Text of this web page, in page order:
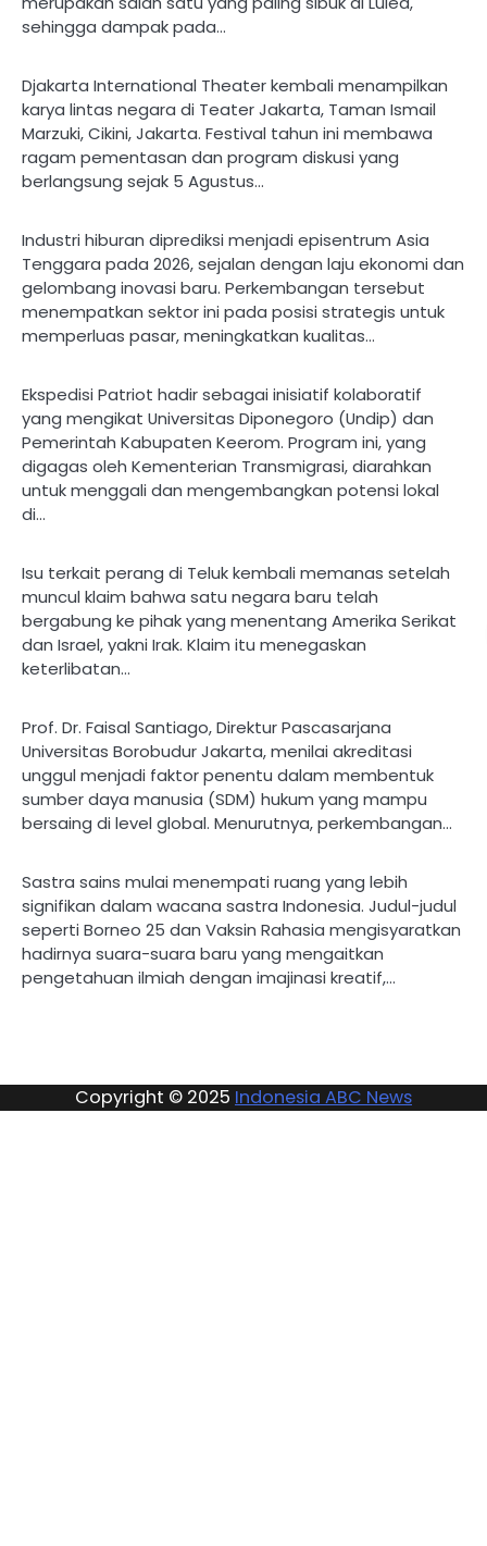
sehingga dampak pada…
Djakarta International Theater kembali menampilkan
karya lintas negara di Teater Jakarta, Taman Ismail
Marzuki, Cikini, Jakarta. Festival tahun ini membawa
ragam pementasan dan program diskusi yang
berlangsung sejak 5 Agustus…
Industri hiburan diprediksi menjadi episentrum Asia
Tenggara pada 2026, sejalan dengan laju ekonomi dan
gelombang inovasi baru. Perkembangan tersebut
menempatkan sektor ini pada posisi strategis untuk
memperluas pasar, meningkatkan kualitas…
Ekspedisi Patriot hadir sebagai inisiatif kolaboratif
yang mengikat Universitas Diponegoro (Undip) dan
Pemerintah Kabupaten Keerom. Program ini, yang
digagas oleh Kementerian Transmigrasi, diarahkan
untuk menggali dan mengembangkan potensi lokal
di…
Isu terkait perang di Teluk kembali memanas setelah
muncul klaim bahwa satu negara baru telah
bergabung ke pihak yang menentang Amerika Serikat
dan Israel, yakni Irak. Klaim itu menegaskan
keterlibatan…
Prof. Dr. Faisal Santiago, Direktur Pascasarjana
Universitas Borobudur Jakarta, menilai akreditasi
unggul menjadi faktor penentu dalam membentuk
sumber daya manusia (SDM) hukum yang mampu
bersaing di level global. Menurutnya, perkembangan…
Sastra sains mulai menempati ruang yang lebih
signifikan dalam wacana sastra Indonesia. Judul-judul
seperti Borneo 25 dan Vaksin Rahasia mengisyaratkan
hadirnya suara-suara baru yang mengaitkan
pengetahuan ilmiah dengan imajinasi kreatif,…
Copyright © 2025 Indonesia ABC News